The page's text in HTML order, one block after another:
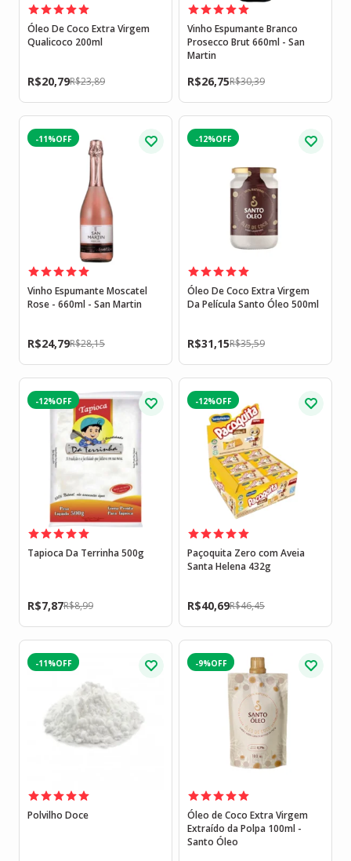
Óleo De Coco Extra Virgem
Qualicoco 200ml
R$23,89
R$20,79
Vinho Espumante Branco
Prosecco Brut 660ml - San
Martin
R$30,39
R$26,75
-11%
Vinho Espumante Moscatel
Rose - 660ml - San Martin
R$28,15
R$24,79
-12%
Óleo De Coco Extra Virgem
Da Película Santo Óleo 500ml
R$35,59
R$31,15
-12%
Tapioca Da Terrinha 500g
R$8,99
R$7,87
-12%
Paçoquita Zero com Aveia
Santa Helena 432g
R$46,45
R$40,69
-11%
Polvilho Doce
-9%
Óleo de Coco Extra Virgem
Extraído da Polpa 100ml -
Santo Óleo